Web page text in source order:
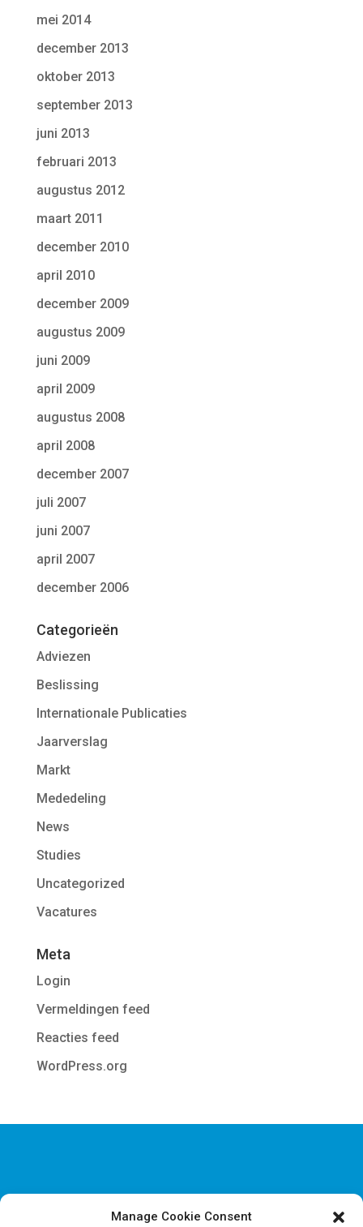
Manage Cookie Consent
mei 2014
december 2013
oktober 2013
september 2013
juni 2013
februari 2013
augustus 2012
maart 2011
december 2010
april 2010
december 2009
augustus 2009
juni 2009
april 2009
augustus 2008
april 2008
december 2007
juli 2007
juni 2007
april 2007
december 2006
Categorieën
Adviezen
Beslissing
Internationale Publicaties
Jaarverslag
Markt
Mededeling
News
Studies
Uncategorized
Vacatures
Meta
Login
Vermeldingen feed
Reacties feed
WordPress.org
Disclaimer & Juridische Informatie